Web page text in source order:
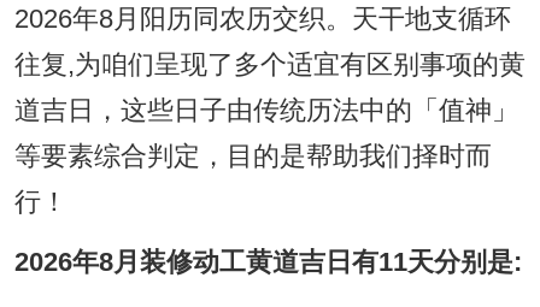
2026年8月阳历同农历交织。天干地支循环
往复,为咱们呈现了多个适宜有区别事项的黄
道吉日，这些日子由传统历法中的「值神」
等要素综合判定，目的是帮助我们择时而
行！
2026年8月装修动工黄道吉日有11天分别是: